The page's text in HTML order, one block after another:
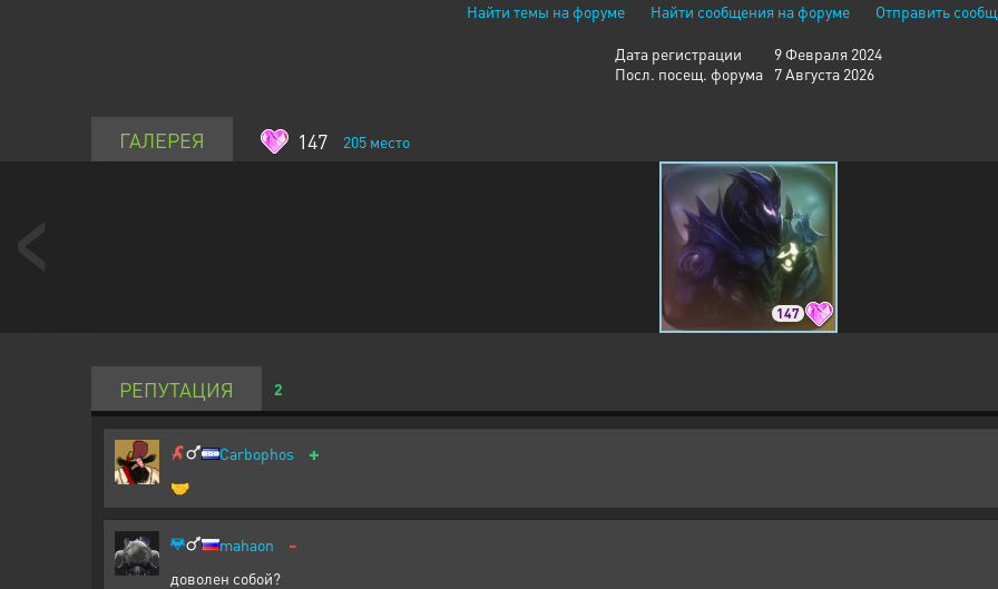
Найти темы на форуме Найти сообщения на форуме Отправить
Дата регистрации
9 Февраля 2024
Посл. посещ. форума
7 Августа 2026
ГАЛЕРЕЯ 147 205 место
147
РЕПУТАЦИЯ 2
Carbophos +
🤝
mahaon -
доволен собой?